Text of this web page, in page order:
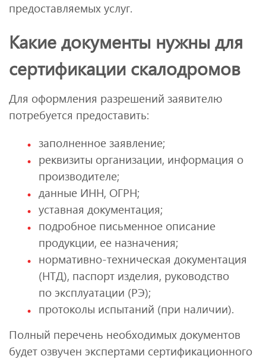
предоставляемых услуг.
Какие документы нужны для
сертификации скалодромов
Для оформления разрешений заявителю
потребуется предоставить:
заполненное заявление;
реквизиты организации, информация о
производителе;
данные ИНН, ОГРН;
уставная документация;
подробное письменное описание
продукции, ее назначения;
нормативно-техническая документация
(НТД), паспорт изделия, руководство
по эксплуатации (РЭ);
протоколы испытаний (при наличии).
Полный перечень необходимых документов
будет озвучен экспертами сертификационного